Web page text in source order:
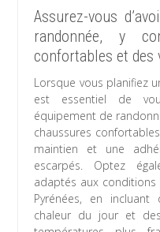
Assurez-vous
randonnée, y
confortables et des
Lorsque vous planifiez
est essentiel de
équipement de
chaussures
maintien et une
escarpés. Optez
adaptés aux
Pyrénées, en
chaleur du jour et